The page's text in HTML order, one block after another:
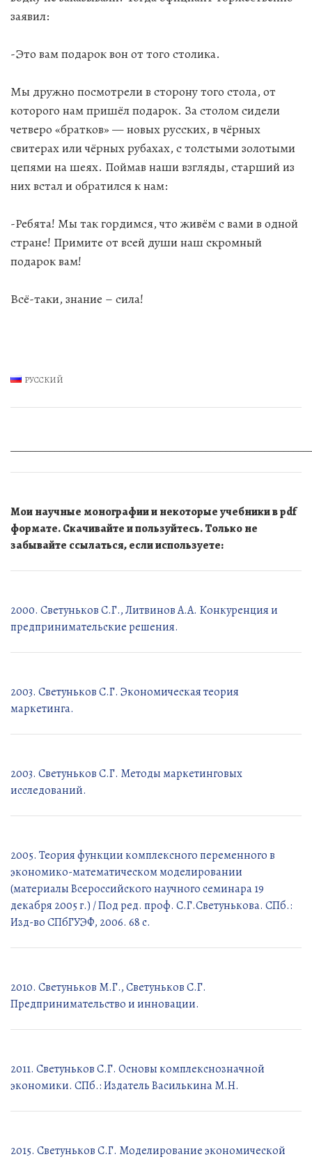
заявил:
-Это вам подарок вон от того столика.
Мы дружно посмотрели в сторону того стола, от
которого нам пришёл подарок. За столом сидели
четверо «братков» — новых русских, в чёрных
свитерах или чёрных рубахах, с толстыми золотыми
цепями на шеях. Поймав наши взгляды, старший из
них встал и обратился к нам:
-Ребята! Мы так гордимся, что живём с вами в одной
стране! Примите от всей души наш скромный
подарок вам!
Всё-таки, знание – сила!
РУССКИЙ
Мои научные монографии и некоторые учебники в pdf
формате. Скачивайте и пользуйтесь. Только не
забывайте ссылаться, если используете:
2000. Светуньков С.Г., Литвинов А.А. Конкуренция и
предпринимательские решения.
2003. Светуньков С.Г. Экономическая теория
маркетинга.
2003. Светуньков С.Г. Методы маркетинговых
исследований.
2005. Теория функции комплексного переменного в
экономико-математическом моделировании
(материалы Всероссийского научного семинара 19
декабря 2005 г.) / Под ред. проф. C.Г.Светунькова. СПб.:
Изд-во СПбГУЭФ, 2006. 68 с.
2010. Светуньков М.Г., Светуньков С.Г.
Предпринимательство и инновации.
2011. Светуньков С.Г. Основы комплекснозначной
экономики. СПб.: Издатель Василькина М.Н.
2015. Светуньков С.Г. Моделирование экономической